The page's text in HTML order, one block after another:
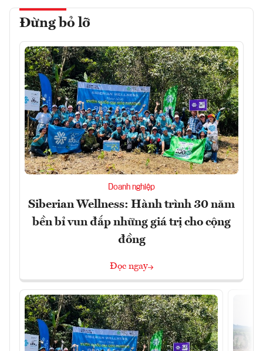
Đừng bỏ lỡ
Doanh nghiệp
Siberian Wellness: Hành trình 30 năm
bền bỉ vun đắp những giá trị cho cộng
đồng
Đọc ngay